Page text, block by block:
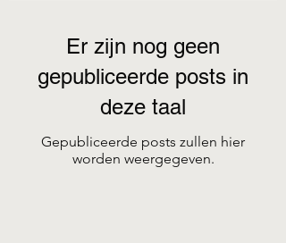
Er zijn nog geen
gepubliceerde posts in
deze taal
Gepubliceerde posts zullen hier
worden weergegeven.